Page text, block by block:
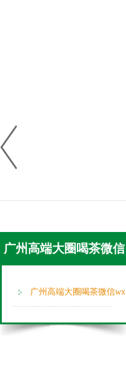
广州高端大圈喝茶微信
广州高端大圈喝茶微信wx